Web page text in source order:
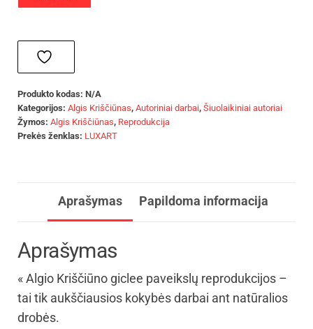
Produkto kodas: N/A
Kategorijos: Algis Kriščiūnas, Autoriniai darbai, Šiuolaikiniai autoriai
Žymos: Algis Kriščiūnas, Reprodukcija
Prekės ženklas: LUXART
Aprašymas Papildoma informacija
Aprašymas
« Algio Kriščiūno giclee paveikslų reprodukcijos –
tai tik aukščiausios kokybės darbai ant natūralios
drobės.